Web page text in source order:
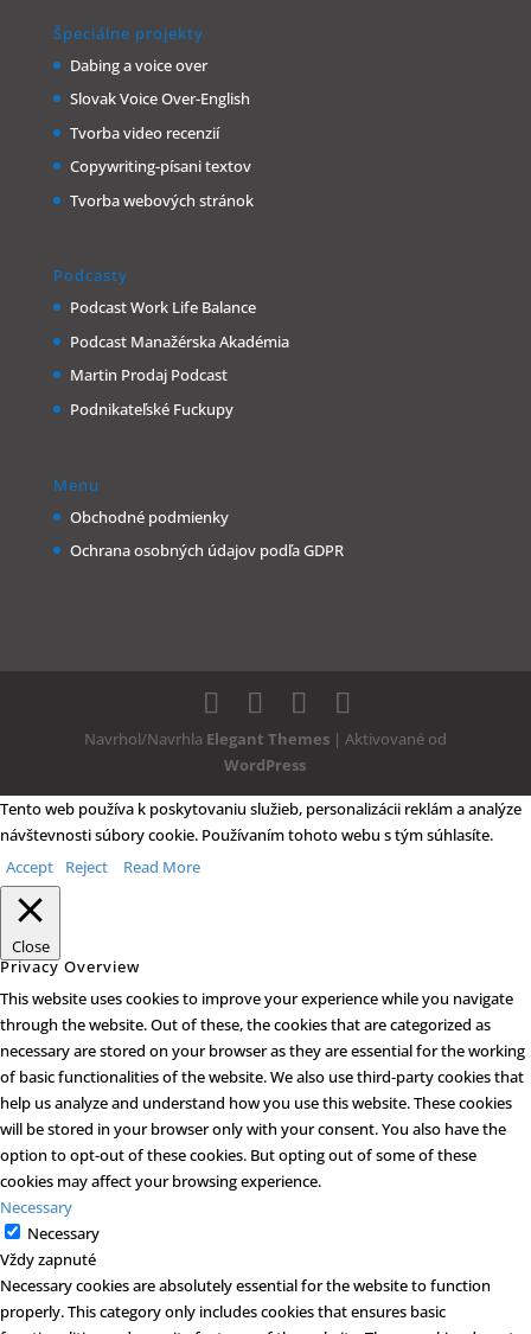
Špeciálne projekty
Dabing a voice over
Slovak Voice Over-English
Tvorba video recenzií
Copywriting-písani textov
Tvorba webových stránok
Podcasty
Podcast Work Life Balance
Podcast Manažérska Akadémia
Martin Prodaj Podcast
Podnikateľské Fuckupy
Menu
Obchodné podmienky
Ochrana osobných údajov podľa GDPR
Navrhol/Navrhla Elegant Themes| Aktivované od
WordPress
Tento web používa k poskytovaniu služieb, personalizácii reklám a analýze
návštevnosti súbory cookie. Používaním tohoto webu s tým súhlasíte.
Accept
Reject Read More
Close
Privacy Overview
This website uses cookies to improve your experience while you navigate
through the website. Out of these, the cookies that are categorized as
necessary are stored on your browser as they are essential for the working
of basic functionalities of the website. We also use third-party cookies that
help us analyze and understand how you use this website. These cookies
will be stored in your browser only with your consent. You also have the
option to opt-out of these cookies. But opting out of some of these
cookies may affect your browsing experience.
Necessary
Necessary
Vždy zapnuté
Necessary cookies are absolutely essential for the website to function
properly. This category only includes cookies that ensures basic